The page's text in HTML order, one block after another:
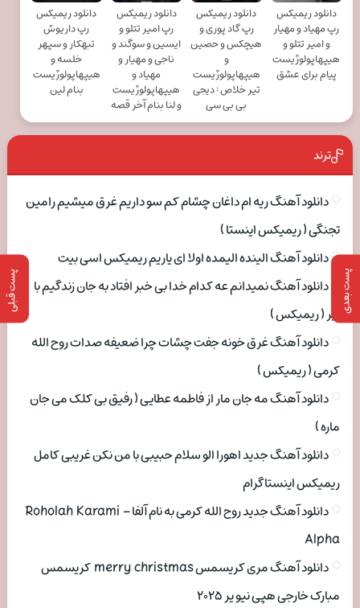
پست بعدی پست قبلی
دانلود ریمیکس
رپ مهیاد و مهیار
و امیر تتلو و
هیپهاپولوژیست
پیام برای عشق
دانلود ریمیکس
رپ گاد پوری و
هیچکس و حصین
و
هیپهاپولوژیست
تیر خلاص : دیجی
بی بی سی
دانلود ریمیکس
رپ امیر تتلو و
ایسین و سوگند و
ناجی و مهیار و
مهیاد و
هیپهاپولوژیست
و لنا بنام آخر قصه
دانلود ریمیکس
رپ داریوش
تبهکار و سپهر
خلسه و
هیپهاپولوژیست
بنام لین
ترند
دانلود آهنگ ریه ام داغان چشام کم سو داریم غرق میشیم رامین
تجنگی ( ریمیکس اینستا )
دانلود آهنگ الینده الیمده اولا ای یاریم ریمیکس اسی بیت
دانلود آهنگ نمیدانم عه کدام خدا بی خبر افتاد به جان زندگیم با
تبر ( ریمیکس )
دانلود آهنگ غرق خونه جفت چشات چرا ضعیفه صدات روح الله
کرمی ( ریمیکس )
دانلود آهنگ مه جان مار از فاطمه عطایی ( رفیق بی کلک می جان
ماره )
دانلود آهنگ جدید اهورا الو سلام حبیبی با من نکن غریبی کامل
ریمیکس اینستاگرام
دانلود آهنگ جدید روح الله کرمی به نام آلفا Roholah Karami –
Alpha
دانلود آهنگ مری کریسمس merry christmas کریسمس
مبارک خارجی هپی نیو یر ۲۰۲۵